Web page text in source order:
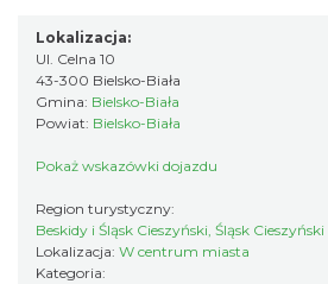
Lokalizacja:
Ul. Celna 10
43-300 Bielsko-Biała
Gmina: Bielsko-Biała
Powiat: Bielsko-Biała
Pokaż wskazówki dojazdu
Region turystyczny:
Beskidy i Śląsk Cieszyński, Śląsk Cieszyński
Lokalizacja: W centrum miasta
Kategoria: